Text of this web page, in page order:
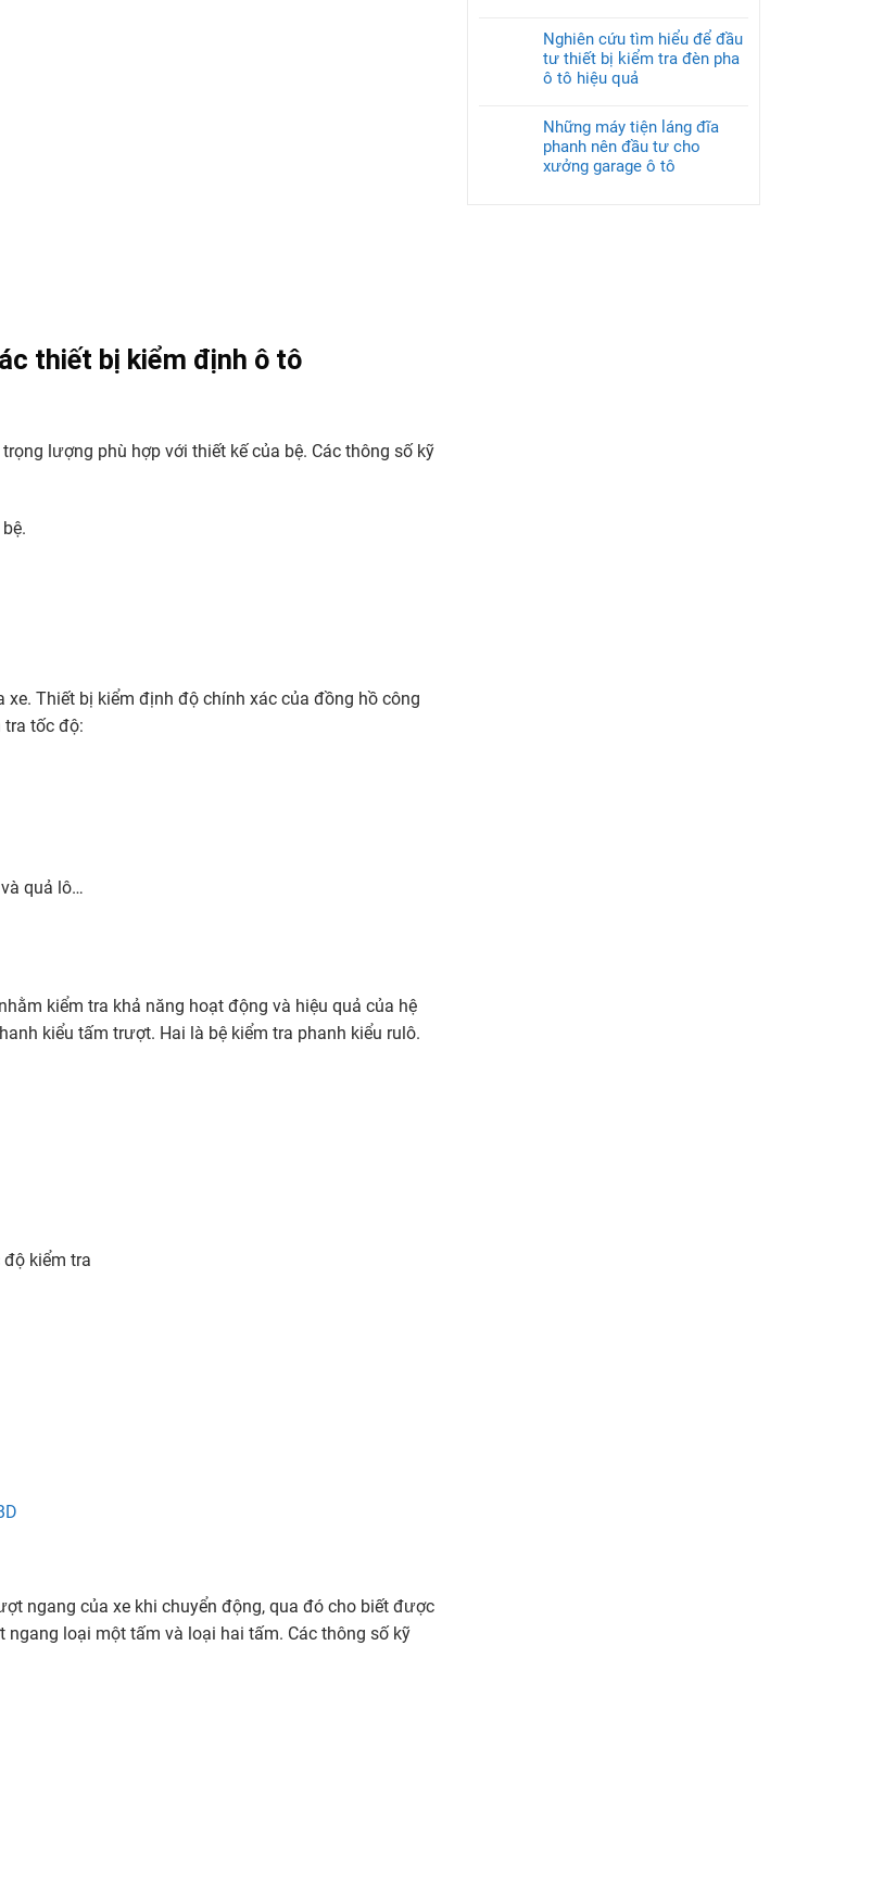
thiết bị kiểm định ô tô
lượng phù hợp với thiết kế của bệ. Các thông số kỹ
Thiết bị kiểm định độ chính xác của đồng hồ công
tra tốc độ:
quả lô…
kiểm tra khả năng hoạt động và hiệu quả của hệ
kiểu tấm trượt. Hai là bệ kiểm tra phanh kiểu rulô.
kiểm tra
ngang của xe khi chuyển động, qua đó cho biết được
loại một tấm và loại hai tấm. Các thông số kỹ
Nghiên cứu tìm hiểu để đầu
tư thiết bị kiểm tra đèn pha
ô tô hiệu quả
Những máy tiện láng đĩa
phanh nên đầu tư cho
xưởng garage ô tô